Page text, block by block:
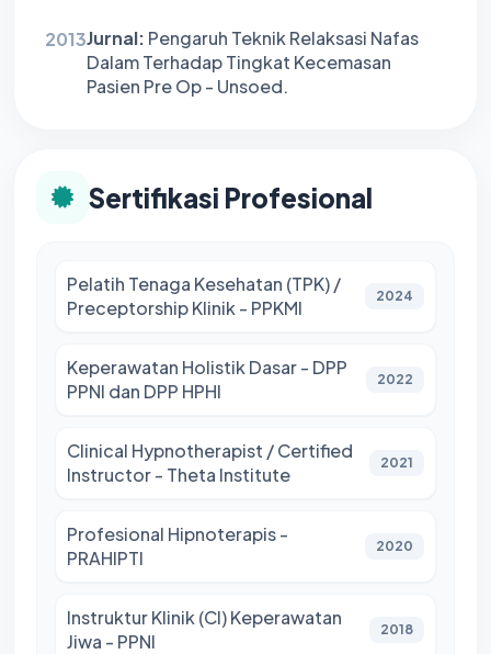
2013Jurnal: Pengaruh Teknik Relaksasi Nafas
Dalam Terhadap Tingkat Kecemasan
Pasien Pre Op - Unsoed.
Sertifikasi Profesional
Pelatih Tenaga Kesehatan (TPK) /
Preceptorship Klinik - PPKMI
2024
Keperawatan Holistik Dasar - DPP
PPNI dan DPP HPHI
2022
Clinical Hypnotherapist / Certified
Instructor - Theta Institute
2021
Profesional Hipnoterapis -
PRAHIPTI
2020
Instruktur Klinik (CI) Keperawatan
Jiwa - PPNI
2018